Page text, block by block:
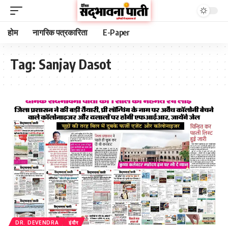
होम नागरिक पत्रकारिता E-Paper
Tag: Sanjay Dasot
DR. DEVENDRA इंदौर